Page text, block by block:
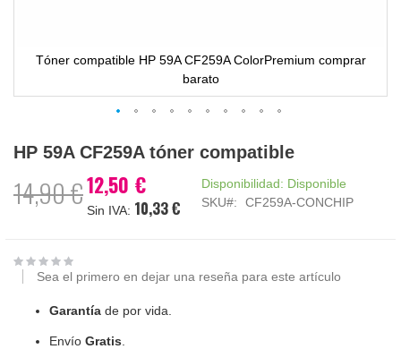
Tóner compatible HP 59A CF259A ColorPremium comprar
barato
al
de
la
imágenes
HP 59A CF259A tóner compatible
14,90 €Precio
especial
12,50 €
10,33 €
Disponibilidad: Disponible
SKU
CF259A-CONCHIP
Sea el primero en dejar una reseña para este artículo
Garantía de por vida.
Envío Gratis